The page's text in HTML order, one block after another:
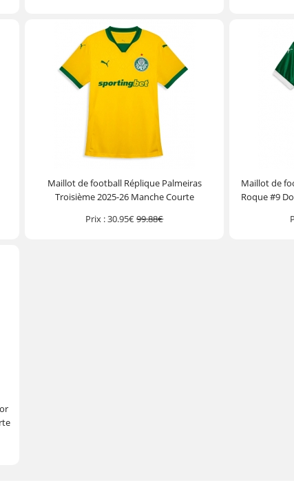
Maillot de football Réplique Palmeiras
Troisième 2025-26 Manche Courte
Prix :30.95€99.88€
Maillot de
Roque #9